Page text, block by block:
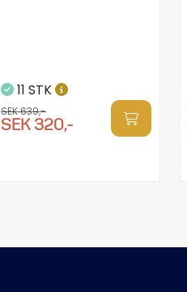
11 STK
SEK 639,-
SEK 320,-